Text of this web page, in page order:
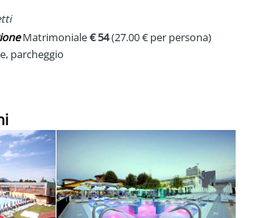
Matrimoniale€ 54(27.00 € per persona)
parcheggio